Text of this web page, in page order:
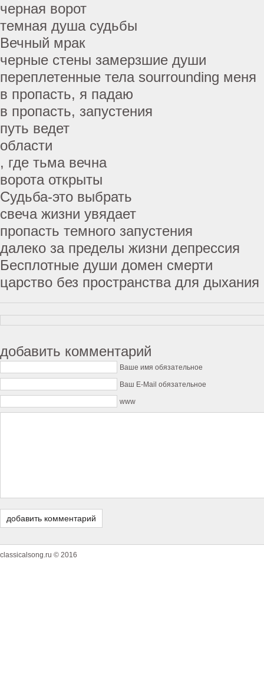
черная ворот
темная душа судьбы
Вечный мрак
черные стены замерзшие души
переплетенные тела sourrounding меня
в пропасть, я падаю
в пропасть, запустения
путь ведет
области
, где тьма вечна
ворота открыты
Судьба-это выбрать
свеча жизни увядает
пропасть темного запустения
далеко за пределы жизни депрессия
Бесплотные души домен смерти
царство без пространства для дыхания
добавить комментарий
Ваше имя обязательное
Ваш E-Mail обязательное
www
classicalsong.ru © 2016